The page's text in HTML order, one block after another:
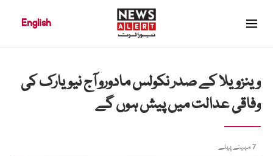
English
وینزویلا کے صدر نکولس مادورو آج نیویارک کی
وفاقی عدالت میں پیش ہوں گے
7 مہینے پہلے